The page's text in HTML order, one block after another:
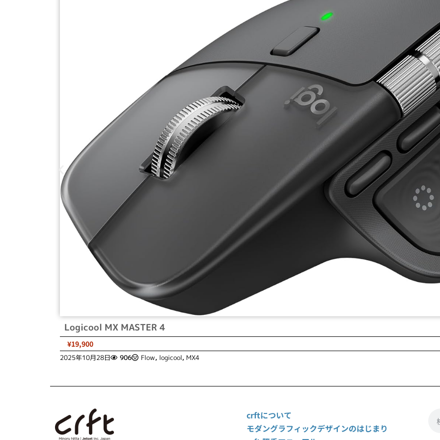
Logicool MX MASTER 4
¥19,900
2025年10月28日 906 Flow, logicool, MX4
crftについて
モダングラフィックデザインのはじまり